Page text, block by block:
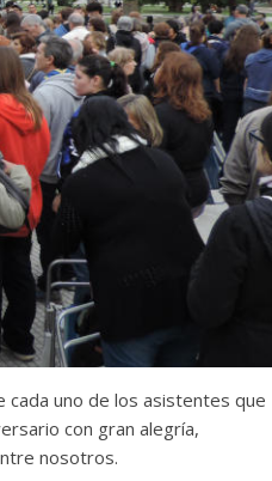
uno de los asistentes que
con gran alegría,
nosotros.